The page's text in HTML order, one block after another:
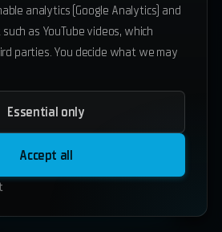
35.70€
QBCore
analytics (Google Analytics) and
as YouTube videos, which
parties. You decide what we may
Essential only
Accept all